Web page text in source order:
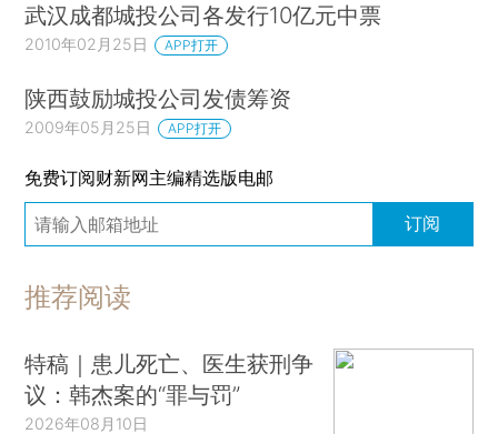
武汉成都城投公司各发行10亿元中票
2010年02月25日 APP打开
陕西鼓励城投公司发债筹资
2009年05月25日 APP打开
免费订阅财新网主编精选版电邮
订阅
推荐阅读
特稿｜患儿死亡、医生获刑争
议：韩杰案的“罪与罚”
2026年08月10日